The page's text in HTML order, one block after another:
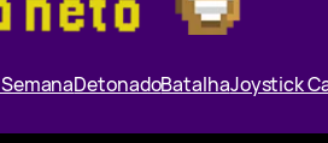
DetonadoBatalhaJoystick